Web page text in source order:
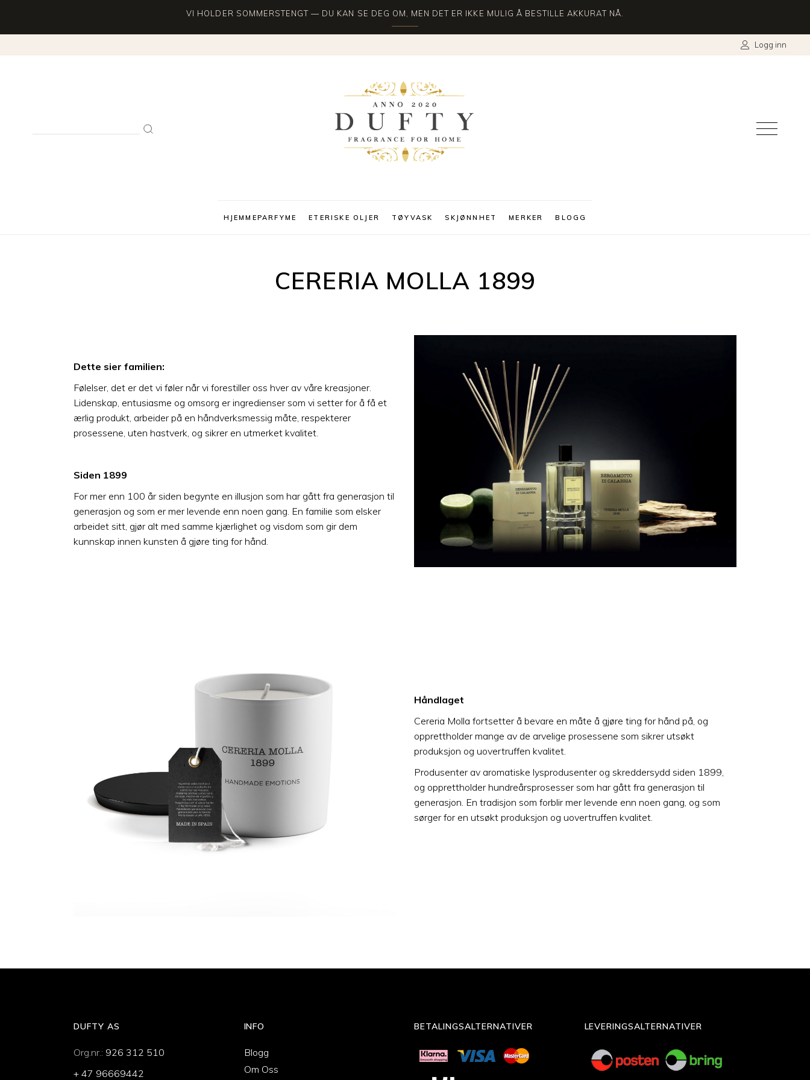
VI HOLDER SOMMERSTENGT — DU KAN SE DEG OM, MEN DET ER IKKE MULIG Å BESTILLE AKKURAT NÅ.
Logg inn
HJEMMEPARFYME ETERISKE OLJER TØYVASK SKJØNNHET MERKER BLOGG
CERERIA MOLLA 1899
Dette sier familien:
Følelser, det er det vi føler når vi forestiller oss hver av våre kreasjoner.
Lidenskap, entusiasme og omsorg er ingredienser som vi setter for å få et
ærlig produkt, arbeider på en håndverksmessig måte, respekterer
prosessene, uten hastverk, og sikrer en utmerket kvalitet.
Siden 1899
For mer enn 100 år siden begynte en illusjon som har gått fra generasjon til
generasjon og som er mer levende enn noen gang. En familie som elsker
arbeidet sitt, gjør alt med samme kjærlighet og visdom som gir dem
kunnskap innen kunsten å gjøre ting for hånd.
Håndlaget
Cereria Molla fortsetter å bevare en måte å gjøre ting for hånd på, og
opprettholder mange av de arvelige prosessene som sikrer utsøkt
produksjon og uovertruffen kvalitet.
Produsenter av aromatiske lysprodusenter og skreddersydd siden 1899,
og opprettholder hundreårsprosesser som har gått fra generasjon til
generasjon. En tradisjon som forblir mer levende enn noen gang, og som
sørger for en utsøkt produksjon og uovertruffen kvalitet.
DUFTY AS
Org.nr.: 926 312 510
+ 47 96669442
INFO
Blogg
Om Oss
BETALINGSALTERNATIVER LEVERINGSALTERNATIVER